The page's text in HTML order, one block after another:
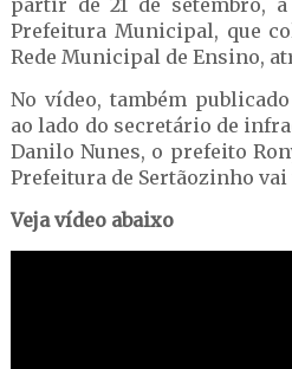
partir de 21 de setembro,
Prefeitura Municipal, que
Rede Municipal de Ensino,
No vídeo, também
ao lado do secretário de
Danilo Nunes, o prefeito
Prefeitura de Sertãozinho
Veja vídeo abaixo